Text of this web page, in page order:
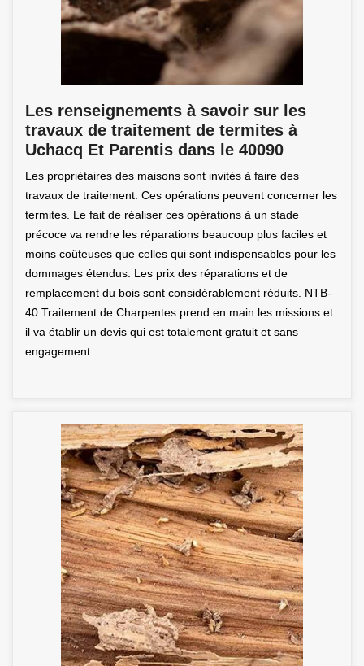
Les renseignements à savoir sur les
travaux de traitement de termites à
Uchacq Et Parentis dans le 40090
Les propriétaires des maisons sont invités à faire des
travaux de traitement. Ces opérations peuvent concerner les
termites. Le fait de réaliser ces opérations à un stade
précoce va rendre les réparations beaucoup plus faciles et
moins coûteuses que celles qui sont indispensables pour les
dommages étendus. Les prix des réparations et de
remplacement du bois sont considérablement réduits. NTB-
40 Traitement de Charpentes prend en main les missions et
il va établir un devis qui est totalement gratuit et sans
engagement.